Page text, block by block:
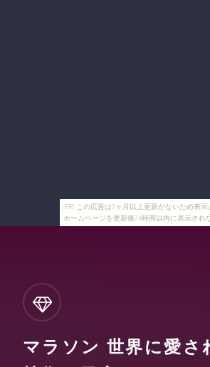
[PR] この広告は3ヶ月以上更新がないため表示
ホームページを更新後24時間以内に表示され
マラソン 世界に愛さ